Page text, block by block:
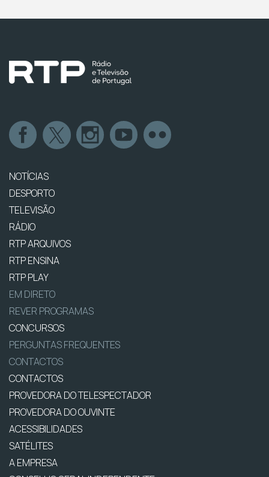
NOTÍCIAS
DESPORTO
TELEVISÃO
RÁDIO
RTP ARQUIVOS
RTP ENSINA
RTP PLAY
EM DIRETO
REVER PROGRAMAS
CONCURSOS
PERGUNTAS FREQUENTES
CONTACTOS
CONTACTOS
PROVEDORA DO TELESPECTADOR
PROVEDORA DO OUVINTE
ACESSIBILIDADES
SATÉLITES
A EMPRESA